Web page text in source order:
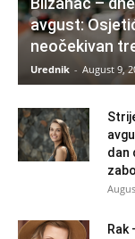
avgust:
neočekivan
Urednik - August 9,
dan
Rak